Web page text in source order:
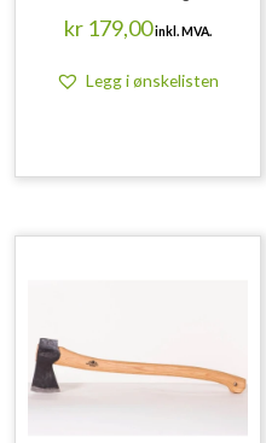
kr179,00inkl. MVA.
Legg i ønskelisten